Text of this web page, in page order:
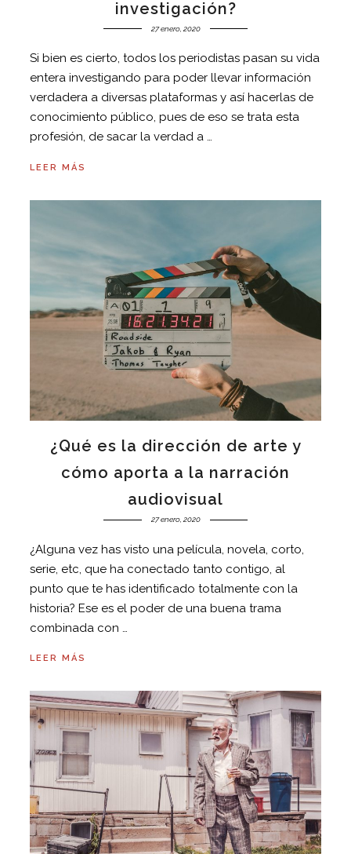
investigación?
27 enero, 2020
Si bien es cierto, todos los periodistas pasan su vida
entera investigando para poder llevar información
verdadera a diversas plataformas y así hacerlas de
conocimiento público, pues de eso se trata esta
profesión, de sacar la verdad a …
LEER MÁS
¿Qué es la dirección de arte y
cómo aporta a la narración
audiovisual
27 enero, 2020
¿Alguna vez has visto una película, novela, corto,
serie, etc, que ha conectado tanto contigo, al
punto que te has identificado totalmente con la
historia? Ese es el poder de una buena trama
combinada con …
LEER MÁS